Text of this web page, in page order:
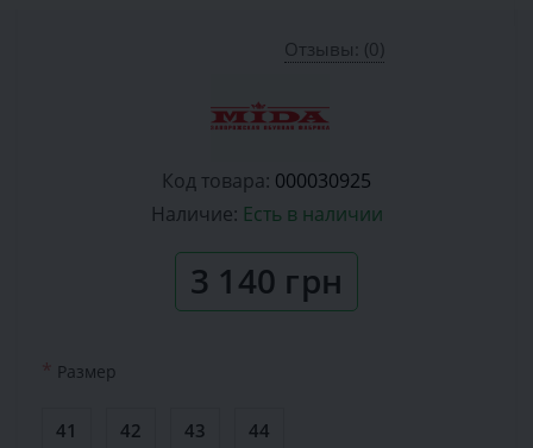
Отзывы: (0)
Код товара: 000030925
Наличие: Есть в наличии
3 140 грн
* Размер
41 42 43 44